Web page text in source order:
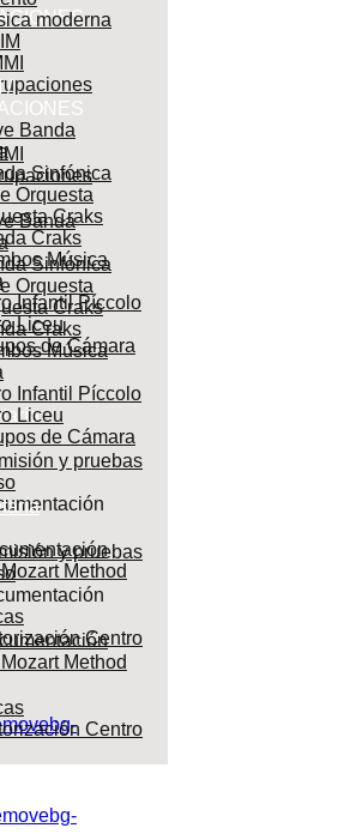
Banda
Sinfónica
Orquesta
Craks
Craks
Música
Infantil Píccolo
Liceu
de Cámara
y pruebas
Method
Centro
moderna
/
Banda
Sinfónica
Orquesta
Craks
Craks
Música
Infantil Píccolo
Liceu
de Cámara
y pruebas
Method
Centro